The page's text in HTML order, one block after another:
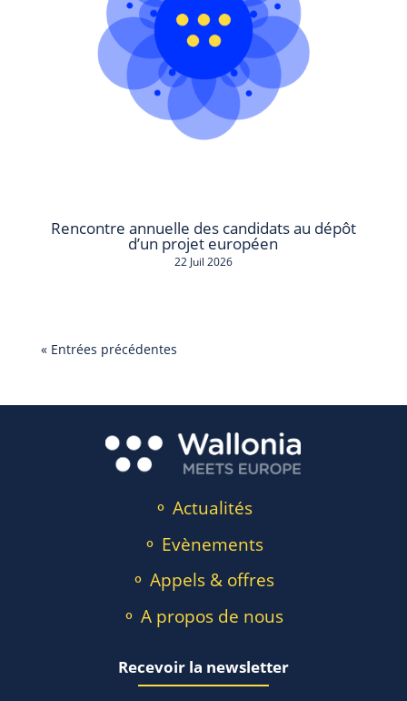
Rencontre annuelle des candidats au dépôt
d’un projet européen
22 Juil 2026
« Entrées précédentes
⚬ Actualités
⚬ Evènements
⚬ Appels & offres
⚬ A propos de nous
Recevoir la newsletter